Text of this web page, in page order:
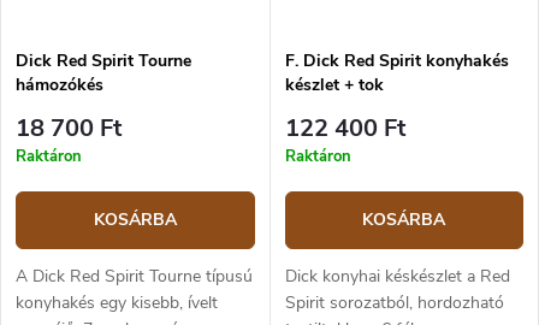
Dick Red Spirit Tourne
hámozókés
18 700 Ft
Raktáron
KOSÁRBA
A Dick Red Spirit Tourne típusú
konyhakés egy kisebb, ívelt
F. Dick Red Spirit konyhakés
készlet + tok
122 400 Ft
Raktáron
KOSÁRBA
Dick konyhai késkészlet a Red
Spirit sorozatból, hordozható